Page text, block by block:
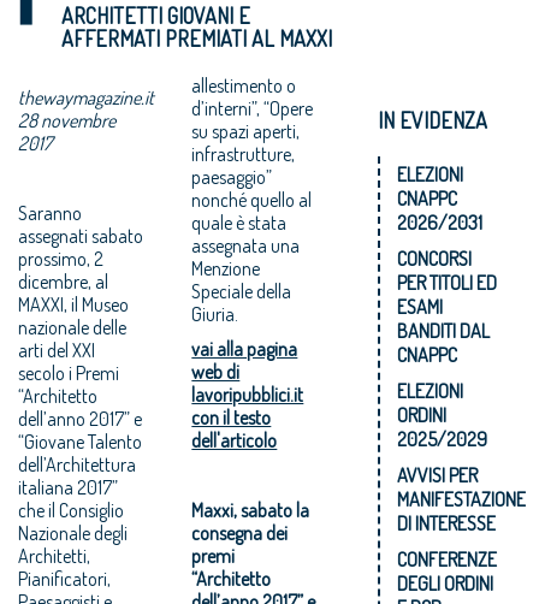
ARCHITETTI GIOVANI E
AFFERMATI PREMIATI AL MAXXI
thewaymagazine.it
28 novembre
2017
Saranno
assegnati sabato
prossimo, 2
dicembre, al
MAXXI, il Museo
nazionale delle
arti del XXI
secolo i Premi
“Architetto
dell’anno 2017” e
“Giovane Talento
dell’Architettura
italiana 2017”
che il Consiglio
Nazionale degli
Architetti,
Pianificatori,
allestimento o
d’interni”, “Opere
su spazi aperti,
infrastrutture,
paesaggio”
nonché quello al
quale è stata
assegnata una
Menzione
Speciale della
Giuria.
vai alla pagina
web di
lavoripubblici.it
con il testo
dell'articolo
Maxxi, sabato la
consegna dei
premi
“Architetto
IN EVIDENZA
ELEZIONI
CNAPPC
2026/2031
CONCORSI
PER TITOLI ED
ESAMI
BANDITI DAL
CNAPPC
ELEZIONI
ORDINI
2025/2029
AVVISI PER
MANIFESTAZIONE
DI INTERESSE
CONFERENZE
DEGLI ORDINI